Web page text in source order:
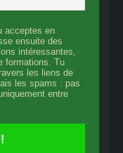
acceptes en
ensuite des
intéressantes,
formations. Tu
les liens de
les spams : pas
entre